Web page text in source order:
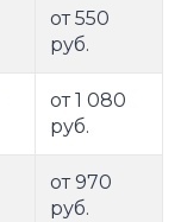
от 550
руб.
от 1 080
руб.
от 970
руб.